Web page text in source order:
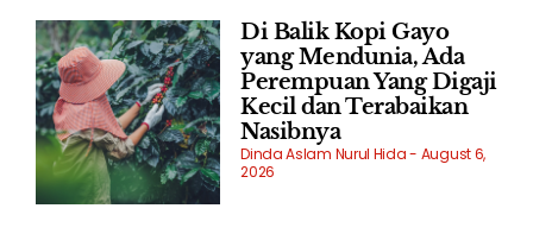
Di Balik Kopi Gayo
yang Mendunia, Ada
Perempuan Yang Digaji
Kecil dan Terabaikan
Nasibnya
Dinda Aslam Nurul Hida August 6,
2026